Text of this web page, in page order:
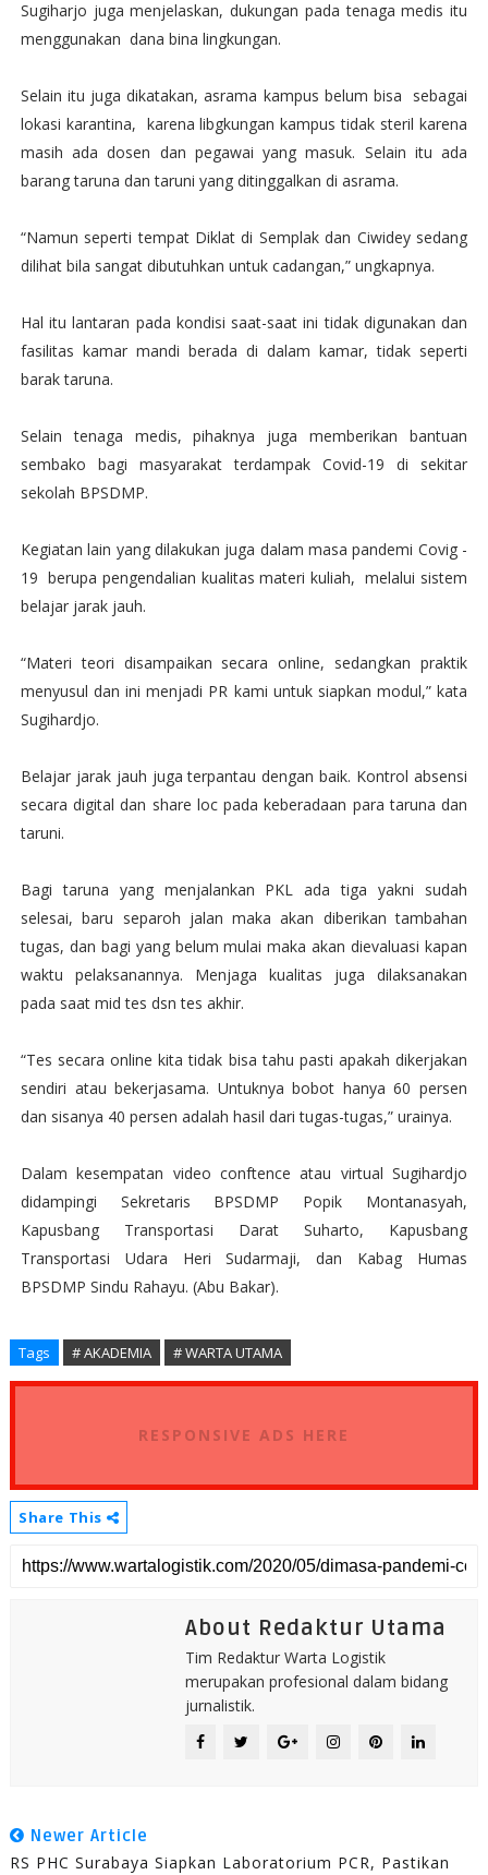
Sugiharjo juga menjelaskan, dukungan pada tenaga medis itu
menggunakan dana bina lingkungan.
Selain itu juga dikatakan, asrama kampus belum bisa sebagai
lokasi karantina, karena libgkungan kampus tidak steril karena
masih ada dosen dan pegawai yang masuk. Selain itu ada
barang taruna dan taruni yang ditinggalkan di asrama.
“Namun seperti tempat Diklat di Semplak dan Ciwidey sedang
dilihat bila sangat dibutuhkan untuk cadangan,” ungkapnya.
Hal itu lantaran pada kondisi saat-saat ini tidak digunakan dan
fasilitas kamar mandi berada di dalam kamar, tidak seperti
barak taruna.
Selain tenaga medis, pihaknya juga memberikan bantuan
sembako bagi masyarakat terdampak Covid-19 di sekitar
sekolah BPSDMP.
Kegiatan lain yang dilakukan juga dalam masa pandemi Covig -
19 berupa pengendalian kualitas materi kuliah, melalui sistem
belajar jarak jauh.
“Materi teori disampaikan secara online, sedangkan praktik
menyusul dan ini menjadi PR kami untuk siapkan modul,” kata
Sugihardjo.
Belajar jarak jauh juga terpantau dengan baik. Kontrol absensi
secara digital dan share loc pada keberadaan para taruna dan
taruni.
Bagi taruna yang menjalankan PKL ada tiga yakni sudah
selesai, baru separoh jalan maka akan diberikan tambahan
tugas, dan bagi yang belum mulai maka akan dievaluasi kapan
waktu pelaksanannya. Menjaga kualitas juga dilaksanakan
pada saat mid tes dsn tes akhir.
“Tes secara online kita tidak bisa tahu pasti apakah dikerjakan
sendiri atau bekerjasama. Untuknya bobot hanya 60 persen
dan sisanya 40 persen adalah hasil dari tugas-tugas,” urainya.
Dalam kesempatan video conftence atau virtual Sugihardjo
didampingi Sekretaris BPSDMP Popik Montanasyah,
Kapusbang Transportasi Darat Suharto, Kapusbang
Transportasi Udara Heri Sudarmaji, dan Kabag Humas
BPSDMP Sindu Rahayu. (Abu Bakar).
Tags # AKADEMIA # WARTA UTAMA
RESPONSIVE ADS HERE
Share This
About Redaktur Utama
Tim Redaktur Warta Logistik
merupakan profesional dalam bidang
jurnalistik.
Newer Article
RS PHC Surabaya Siapkan Laboratorium PCR, Pastikan